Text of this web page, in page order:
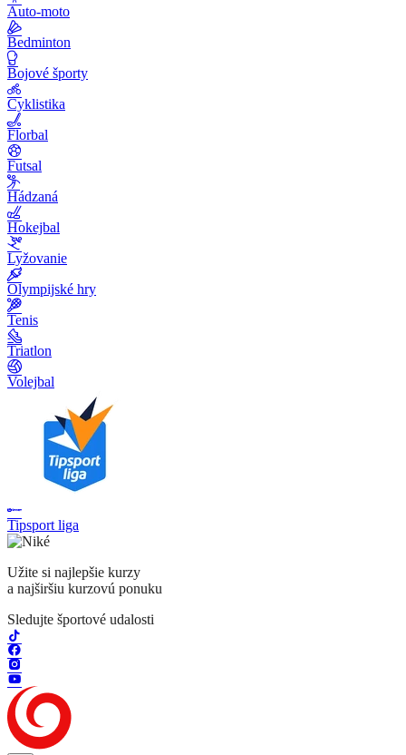
Auto-moto
Bedminton
Bojové športy
Cyklistika
Florbal
Futsal
Hádzaná
Hokejbal
Lyžovanie
Olympijské hry
Tenis
Triatlon
Volejbal
Tipsport liga
Užite si najlepšie kurzy
a najširšiu kurzovú ponuku
Sledujte športové udalosti